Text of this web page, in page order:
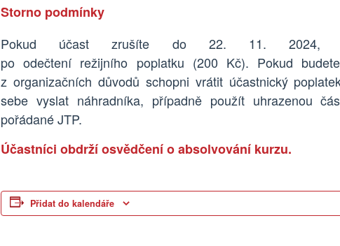
Storno podmínky
Pokud účast zrušíte do 22. 11. 2024,
poodečtenírežijního poplatku (200 Kč). Pokud budete
z organizačních důvodů schopni vrátit účastnický
sebe vyslat náhradníka, případně použít uhrazenou
pořádané JTP.
Účastníci obdrží osvědčení o absolvování kurzu.
Přidat do kalendáře